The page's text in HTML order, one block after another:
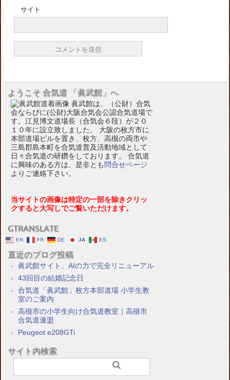
サイト
ようこそ 合気道 「眞武館」へ
眞武館は、（公財）合気
会ならびに(公財)大阪合気会公認合気道場で
す。江見博文道場長（合気会６段）が２０
１０年に設立致しました。 大阪の枚方市に
本部道場ビルを置き、枚方、高槻の両市や
三島郡島本町を合気道普及活動地域として
日々合気道の研鑽をしております。 合気道
に興味のある方は、是非とも 問合せページ
よりご連絡下さい。
当サイトの画像は特定の一部を除きクリッ
クすると大写しでご覧いただけます。
GTRANSLATE
EN FR DE JA ES
直近のブログ投稿
眞武館サイト、AIの力で完全リニューアル
43回目の結婚記念日
合気道「眞武館」枚方本部道場 小学生教
室のご案内
高槻市の小学生向け合気道教室｜高槻市
合気道連盟
Peugeot e208GTi
サイト内検索